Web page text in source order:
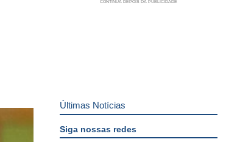
Últimas Notícias
Siga nossas redes